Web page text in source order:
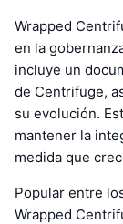
Wrapped
en la
incluye un
de Centrifuge,
su evolución.
mantener la
medida que
Popular entre
Wrapped